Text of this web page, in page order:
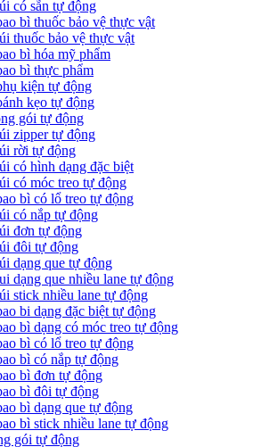
có sẵn tự động
bì thuốc bảo vệ thực vật
thuốc bảo vệ thực vật
bì hóa mỹ phẩm
bì thực phẩm
kiện tự động
kẹo tự động
gói tự động
zipper tự động
rời tự động
có hình dạng đặc biệt
có móc treo tự động
bì có lổ treo tự động
có nắp tự động
đơn tự động
đôi tự động
dạng que tự động
dạng que nhiều lane tự động
stick nhiều lane tự động
bi dạng đặc biệt tự động
bì dạng có móc treo tự động
bì có lổ treo tự động
bì có nắp tự động
bì đơn tự động
bì đôi tự động
bì dạng que tự động
bì stick nhiều lane tự động
gói tự động